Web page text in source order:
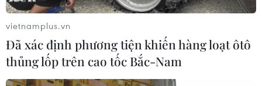
vietnamplus.vn
Đã xác định phương tiện khiến hàng loạt ôtô
thủng lốp trên cao tốc Bắc-Nam